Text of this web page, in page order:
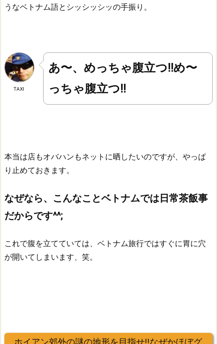
うなベトナム語とシッシッシッの手振り。
TAXI
あ〜、めっちゃ腹立つ!!め〜
っちゃ腹立つ!!
本当は店もオバハンもネットに晒したいのですが、やっぱ
り止めておきます。
なぜなら、こんなことベトナムでは日常茶飯事
だからです^^;
これで腹を立てていては、ベトナム旅行ではすぐに胃に穴
が開いてしまいます、笑。
ホイアン郊外の謎の地形を目指せ!!なぜかほぼグ